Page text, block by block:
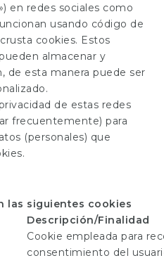
en redes sociales como
usando código de
cookies. Estos
almacenar y
de esta manera puede ser
de estas redes
frecuentemente) para
(personales) que
las siguientes cookies
Descripción/Finalidad
Cookie empleada para
consentimiento del